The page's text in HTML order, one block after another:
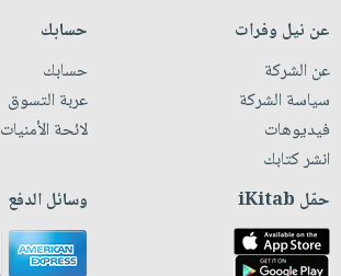
عن نيل وفرات
عن الشركة
سياسة الشركة
فيديوهات
انشر كتابك
حسابك
حسابك
عربة التسوق
لائحة الأمنيات
حمّل iKitab وسائل الدفع